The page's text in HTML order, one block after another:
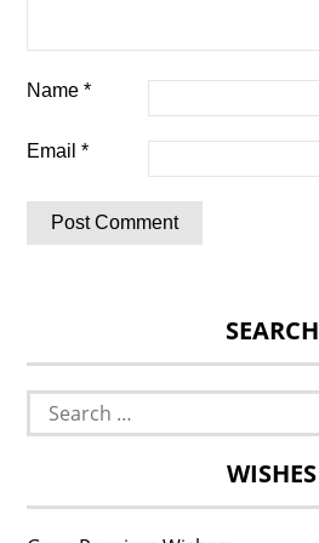
Name*
Email*
SEARCH
Search
for:
WISHES